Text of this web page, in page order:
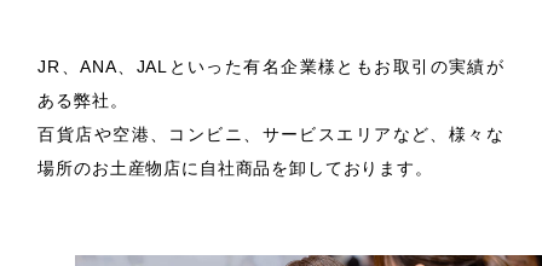
JR、ANA、JALといった有名企業様ともお取引の実績が
ある弊社。
百貨店や空港、コンビニ、サービスエリアなど、様々な
場所のお土産物店に自社商品を卸しております。